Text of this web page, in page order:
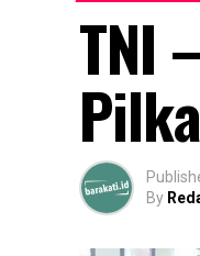
TNI
By